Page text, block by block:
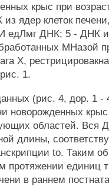
крыс при
ядер клеток
едЛмг ДНК; 5 - ДНК
МНазой
X,
1.
(рис. 4, дор. 1
новорожденных
областей. Вся
длины,
to. Таким
протяжении единиц
в раннем